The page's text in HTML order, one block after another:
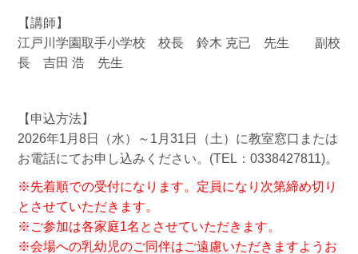
【講師】
江戸川学園取手小学校 校長 鈴木 克已 先生 副校
長 吉田 浩 先生
【申込方法】
2026年1月8日（水）～1月31日（土）に教室窓口または
お電話にてお申し込みください。(TEL：0338427811)。
※先着順での受付になります。定員になり次第締め切り
とさせていただきます。
※ご参加は各家庭1名とさせていただきます。
※会場への乳幼児のご同伴はご遠慮いただきますようお